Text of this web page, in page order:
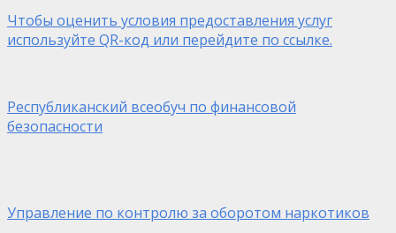
Чтобы оценить условия предоставления услуг
используйте QR-код или перейдите по ссылке.
Республиканский всеобуч по финансовой
безопасности
Управление по контролю за оборотом наркотиков